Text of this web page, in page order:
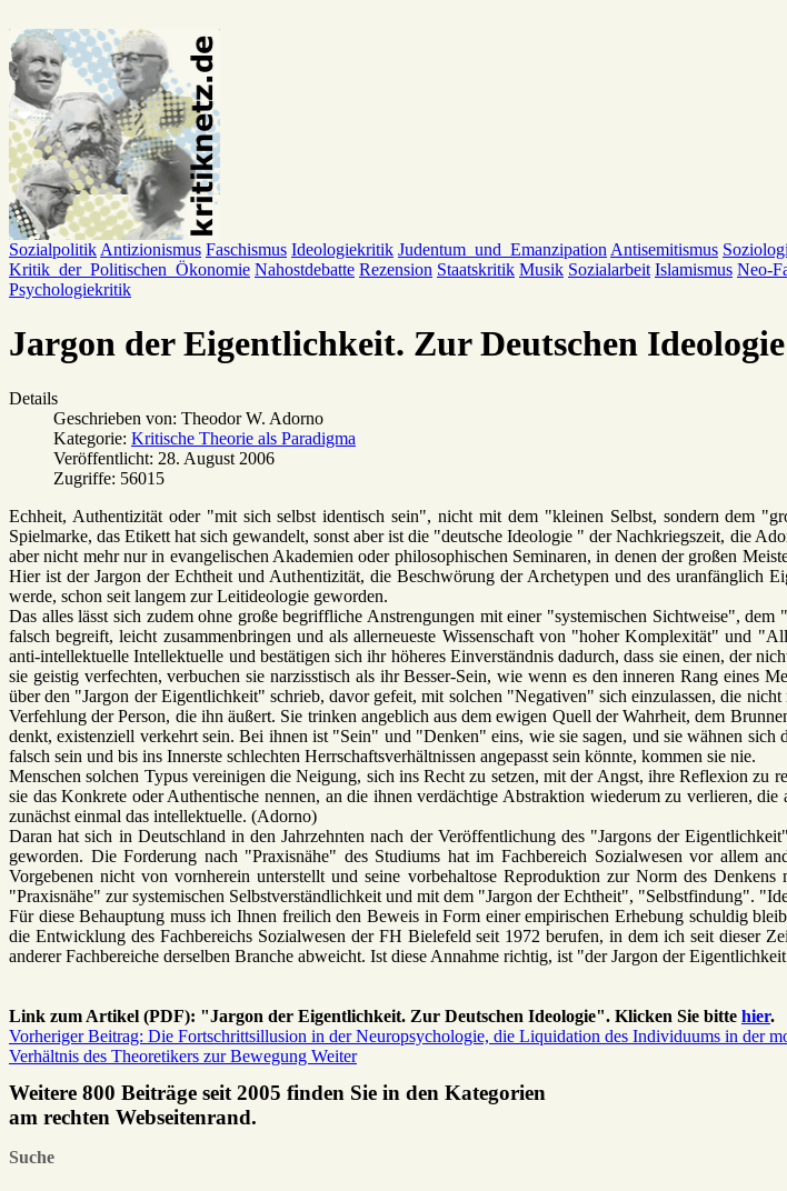
Sozialpolitik Antizionismus Faschismus Ideologiekritik Judentum_und_Emanzipation Antisemitismus
Kritik_der_Politischen_Ökonomie Nahostdebatte Rezension Staatskritik Musik Sozialarbeit Islamismus Neo-
Psychologiekritik
Jargon der Eigentlichkeit. Zur Deutschen Ideologie
Details
Geschrieben von: Theodor W. Adorno
Kategorie: Kritische Theorie als Paradigma
Veröffentlicht: 28. August 2006
Zugriffe: 56015
Echheit, Authentizität oder "mit sich selbst identisch sein", nicht mit dem "kleinen Selbst, sondern dem
Spielmarke, das Etikett hat sich gewandelt, sonst aber ist die "deutsche Ideologie " der Nachkriegszeit, die
aber nicht mehr nur in evangelischen Akademien oder philosophischen Seminaren, in denen der großen
Hier ist der Jargon der Echtheit und Authentizität, die Beschwörung der Archetypen und des
werde, schon seit langem zur Leitideologie geworden.
Das alles lässt sich zudem ohne große begriffliche Anstrengungen mit einer "systemischen Sichtweise",
falsch begreift, leicht zusammenbringen und als allerneueste Wissenschaft von "hoher Komplexität" und
anti-intellektuelle Intellektuelle und bestätigen sich ihr höheres Einverständnis dadurch, dass sie einen, der
sie geistig verfechten, verbuchen sie narzisstisch als ihr Besser-Sein, wie wenn es den inneren Rang eines
über den "Jargon der Eigentlichkeit" schrieb, davor gefeit, mit solchen "Negativen" sich einzulassen, die
Verfehlung der Person, die ihn äußert. Sie trinken angeblich aus dem ewigen Quell der Wahrheit, dem
denkt, existenziell verkehrt sein. Bei ihnen ist "Sein" und "Denken" eins, wie sie sagen, und sie wähnen
falsch sein und bis ins Innerste schlechten Herrschaftsverhältnissen angepasst sein könnte, kommen sie nie.
Menschen solchen Typus vereinigen die Neigung, sich ins Recht zu setzen, mit der Angst, ihre Reflexion zu
sie das Konkrete oder Authentische nennen, an die ihnen verdächtige Abstraktion wiederum zu verlieren,
zunächst einmal das intellektuelle. (Adorno)
Daran hat sich in Deutschland in den Jahrzehnten nach der Veröffentlichung des "Jargons der
geworden. Die Forderung nach "Praxisnähe" des Studiums hat im Fachbereich Sozialwesen vor allem
Vorgebenen nicht von vornherein unterstellt und seine vorbehaltose Reproduktion zur Norm des
"Praxisnähe" zur systemischen Selbstverständlichkeit und mit dem "Jargon der Echtheit", "Selbstfindung".
Für diese Behauptung muss ich Ihnen freilich den Beweis in Form einer empirischen Erhebung schuldig
die Entwicklung des Fachbereichs Sozialwesen der FH Bielefeld seit 1972 berufen, in dem ich seit dieser
anderer Fachbereiche derselben Branche abweicht. Ist diese Annahme richtig, ist "der Jargon der
Link zum Artikel (PDF): "Jargon der Eigentlichkeit. Zur Deutschen Ideologie". Klicken Sie bitte hier.
Vorheriger Beitrag: Die Fortschrittsillusion in der Neuropsychologie, die Liquidation des Individuums in der
Verhältnis des Theoretikers zur Bewegung Weiter
Weitere 800 Beiträge seit 2005 finden Sie in den Kategorien
am rechten Webseitenrand.
Suche